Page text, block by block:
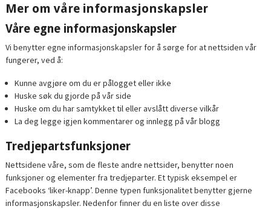
Mer om våre informasjonskapsler
Våre egne informasjonskapsler
Vi benytter egne informasjonskapsler for å sørge for at nettsiden vår
fungerer, ved å:
Kunne avgjøre om du er pålogget eller ikke
Huske søk du gjorde på vår side
Huske om du har samtykket til eller avslått diverse vilkår
La deg legge igjen kommentarer og innlegg på vår blogg
Tredjepartsfunksjoner
Nettsidene våre, som de fleste andre nettsider, benytter noen
funksjoner og elementer fra tredjeparter. Et typisk eksempel er
Facebooks ‘liker-knapp’. Denne typen funksjonalitet benytter gjerne
informasjonskapsler. Nedenfor finner du en liste over disse